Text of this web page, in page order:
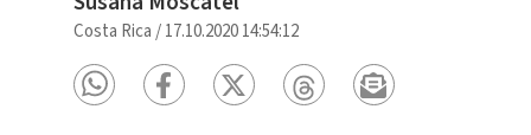
Costa Rica /17.10.2020 14:54:12